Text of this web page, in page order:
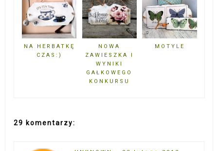
NA HERBATKĘ
CZAS:)
NOWA
ZAWIESZKA I
WYNIKI
GAŁKOWEGO
KONKURSU
MOTYLE
29 komentarzy: